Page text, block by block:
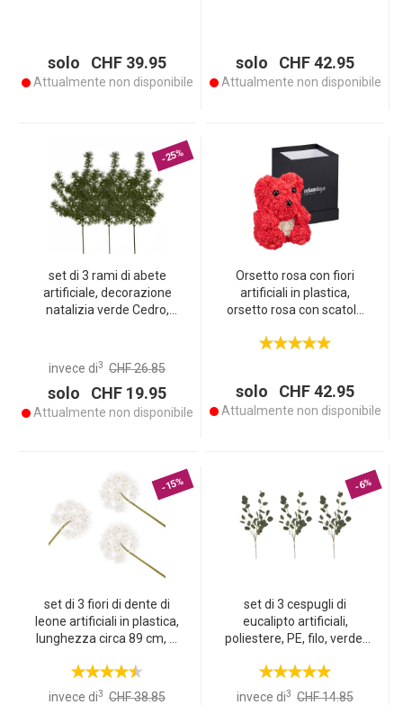
solo CHF 39.95
Attualmente non disponibile
solo CHF 42.95
Attualmente non disponibile
-25%
set di 3 rami di abete
artificiale, decorazione
natalizia verde Cedro,
invece di3 CHF 26.85
solo CHF 19.95
Attualmente non disponibile
Orsetto rosa con fiori
artificiali in plastica,
orsetto rosa con scatola
solo CHF 42.95
Attualmente non disponibile
-15%
set di 3 fiori di dente di
leone artificiali in plastica,
lunghezza circa 89 cm, Ø
invece di3 CHF 38.85
-6%
set di 3 cespugli di
eucalipto artificiali,
poliestere, PE, filo, verde,
invece di3 CHF 14.85